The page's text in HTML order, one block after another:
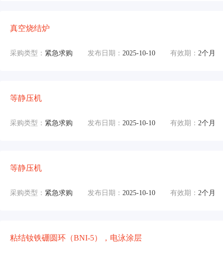
真空烧结炉
采购类型： 紧急求购 发布日期： 2025-10-10 有效期： 2个月
等静压机
采购类型： 紧急求购 发布日期： 2025-10-10 有效期： 2个月
等静压机
采购类型： 紧急求购 发布日期： 2025-10-10 有效期： 2个月
粘结钕铁硼圆环（BNI-5），电泳涂层